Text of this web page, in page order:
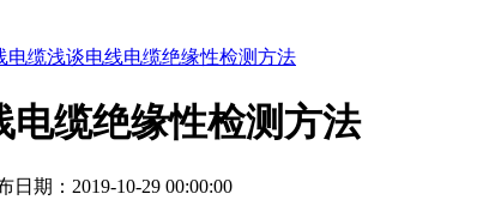
电缆浅谈电线电缆绝缘性检测方法
缆绝缘性检测方法
日期：2019-10-29 00:00:00